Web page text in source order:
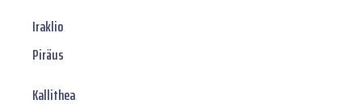
Iraklio
Piräus
Kallithea